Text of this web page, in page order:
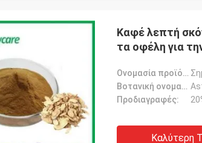
Καφέ λεπτή
τα οφέλη για
Ονομασία προϊόντος:
Βοτανική ονομασία:
Προδιαγραφές:
Καλύτερη